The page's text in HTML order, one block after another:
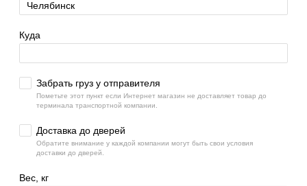
Куда
Забрать груз у отправителя
Пометьте этот пункт если Интернет магазин не доставляет товар до
терминала транспортной компании.
Доставка до дверей
Обратите внимание у каждой компании могут быть свои условия
доставки до дверей.
Вес, кг